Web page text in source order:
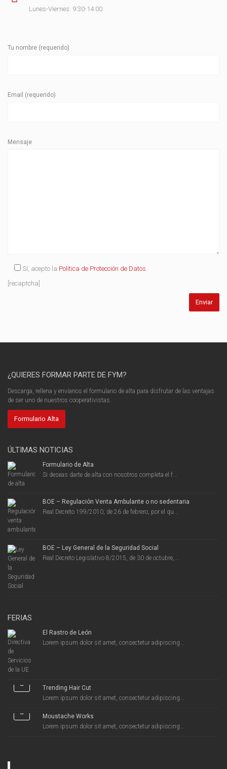
Lunes-Viernes: 9:30-14:00
Tu nombre (requerido)
Email (requerido)
Mensaje
Sí, acepto la Política de Protección de Datos.
[recaptcha]
¿QUIERES FORMAR PARTE DE FYM?
Descarga, rellena y envíanos el formulario de alta para disfrutar de las ventajas
de ser uno de nuestros cooperativistas.
Formulario Alta
ÚLTIMAS NOTICIAS
Formulario de Alta
Si deseas darte de alta con nosotros completa el f...
BOE – Regulación Venta Ambulante o no sedentaria
Real Decreto 199/2010, de 26 de febrero, por el qu...
BOE – Ley General de la Seguridad Social
Real Decreto Legislativo 8/2015, de 30 de octubre,...
FERIAS
El Rastro de León
Lorem ipsum dolor sit amet, consectetur adipiscing...
Trending Hair Cut
Lorem ipsum dolor sit amet, consectetur adipiscing...
Moustache Works
Lorem ipsum dolor sit amet, consectetur adipiscing...